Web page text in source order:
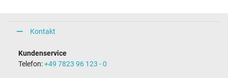
Kontakt
Kundenservice
Telefon:+49 7823 96 123 - 0